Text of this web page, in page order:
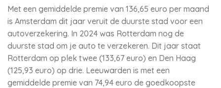
Met een gemiddelde premie van 136,65 euro per maand
is Amsterdam dit jaar veruit de duurste stad voor een
autoverzekering. In 2024 was Rotterdam nog de
duurste stad om je auto te verzekeren. Dit jaar staat
Rotterdam op plek twee (133,67 euro) en Den Haag
(125,93 euro) op drie. Leeuwarden is met een
gemiddelde premie van 74,94 euro de goedkoopste